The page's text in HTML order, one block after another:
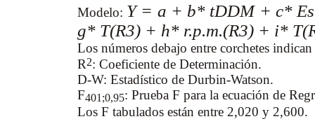
Modelo: Y = a + b* tDDM + c*
g* T(R3) + h* r.p.m.(R3) + i*
Los números debajo entre corchetes
R2: Coeficiente de Determinación.
D-W: Estadístico de Durbin-Watson.
F401;0,95: Prueba F para la ecuación de
Los F tabulados están entre 2,020 y 2,600.